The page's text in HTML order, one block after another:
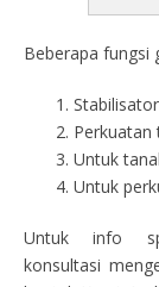
Beberapa fungsi
Perkuatan
Untuk
Untuk
Untuk info
konsultasi